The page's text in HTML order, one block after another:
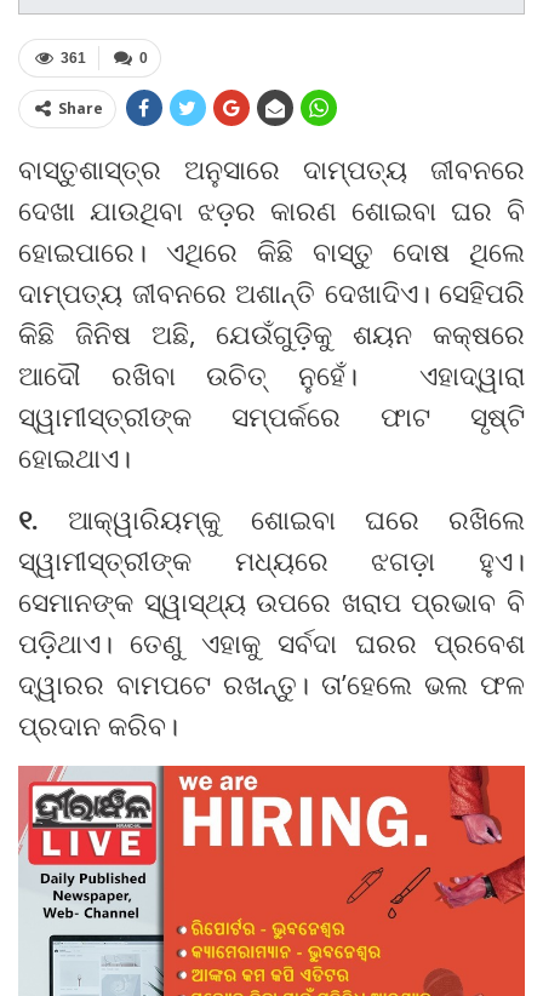
0
361
Share
ବାସ୍ତୁଶାସ୍ତ୍ର ଅନୁସାରେ ଦାମ୍ପତ୍ୟ ଜୀବନରେ
ଦେଖା ଯାଉଥିବା ଝଡ଼ର କାରଣ ଶୋଇବା ଘର ବି
ହୋଇପାରେ। ଏଥିରେ କିଛି ବାସ୍ତୁ ଦୋଷ ଥିଲେ
ଦାମ୍ପତ୍ୟ ଜୀବନରେ ଅଶାନ୍ତି ଦେଖାଦିଏ। ସେହିପରି
କିଛି ଜିନିଷ ଅଛି, ଯେଉଁଗୁଡ଼ିକୁ ଶୟନ କକ୍ଷରେ
ଆଦୌ ରଖିବା ଉଚିତ୍ ନୁହେଁ। ଏହାଦ୍ୱାରା
ସ୍ୱାମୀସ୍ତ୍ରୀଙ୍କ ସମ୍ପର୍କରେ ଫାଟ ସୃଷ୍ଟି
ହୋଇଥାଏ।
୧. ଆକ୍ୱାରିୟମ୍‌କୁ ଶୋଇବା ଘରେ ରଖିଲେ
ସ୍ୱାମୀସ୍ତ୍ରୀଙ୍କ ମଧ୍ୟରେ ଝଗଡ଼ା ହୁଏ।
ସେମାନଙ୍କ ସ୍ୱାସ୍ଥ୍ୟ ଉପରେ ଖରାପ ପ୍ରଭାବ ବି
ପଡ଼ିଥାଏ। ତେଣୁ ଏହାକୁ ସର୍ବଦା ଘରର ପ୍ରବେଶ
ଦ୍ୱାରର ବାମପଟେ ରଖନ୍ତୁ। ତା’ହେଲେ ଭଲ ଫଳ
ପ୍ରଦାନ କରିବ।